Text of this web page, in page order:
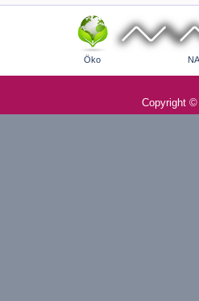
Öko
Copyright